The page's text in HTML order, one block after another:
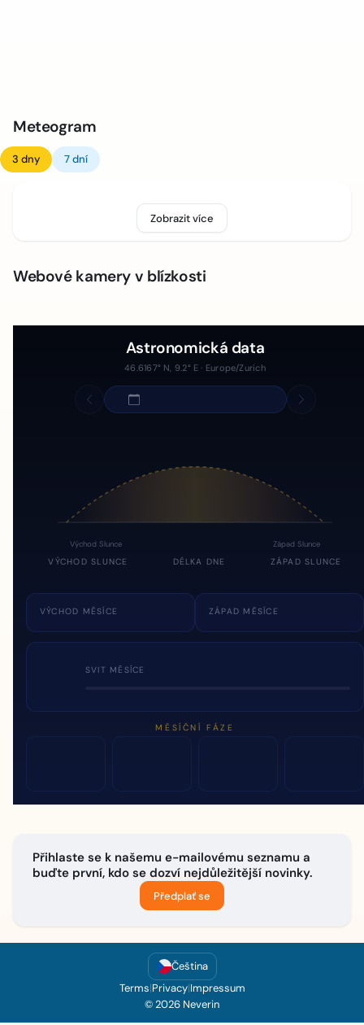
Meteogram
3 dny 7 dní
Zobrazit více
Webové kamery v blízkosti
Astronomická data
46.6167° N, 9.2° E · Europe/Zurich
Východ Slunce Západ Slunce
VÝCHOD SLUNCE DÉLKA DNE ZÁPAD SLUNCE
VÝCHOD MĚSÍCE ZÁPAD MĚSÍCE
SVIT MĚSÍCE
MĚSÍČNÍ FÁZE
Přihlaste se k našemu e-mailovému seznamu a
buďte první, kdo se dozví nejdůležitější novinky.
Předplať se
Čeština
Terms|Privacy|Impressum
© 2026 Neverin